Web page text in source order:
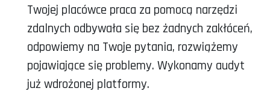
Twojej placówce praca za pomocą narzędzi
zdalnych odbywała się bez żadnych zakłóceń,
odpowiemy na Twoje pytania, rozwiążemy
pojawiające się problemy. Wykonamy audyt
już wdrożonej platformy.